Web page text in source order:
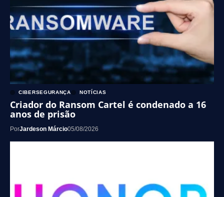
CIBERSEGURANÇA NOTÍCIAS
Criador do Ransom Cartel é condenado a 16
anos de prisão
PorJardeson Márcio05/08/2026